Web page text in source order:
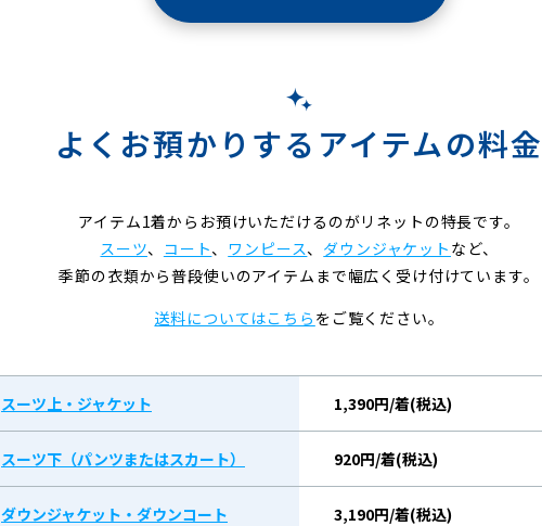
よくお預かりするアイテムの料
アイテム1着からお預けいただけるのがリネットの特長です。
スーツ、 コート、 ワンピース、 ダウンジャケット など、
季節の衣類から普段使いのアイテムまで幅広く受け付けています。
送料についてはこちら をご覧ください。
スーツ上・ジャケット 1,390円/着(税込)
スーツ下（パンツまたはスカート） 920円/着(税込)
ダウンジャケット・ダウンコート 3,190円/着(税込)